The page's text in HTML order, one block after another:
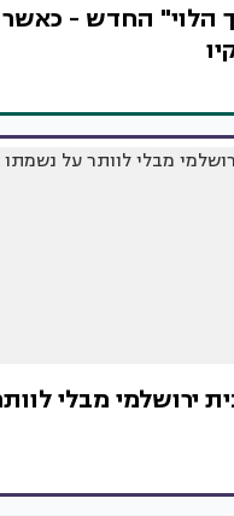
הלוי" החדש -
ירושלמי מבלי